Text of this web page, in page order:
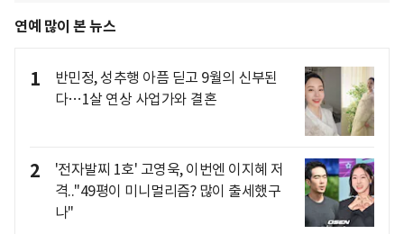
연예 많이 본 뉴스
1
반민정, 성추행 아픔 딛고 9월의 신부된
다…1살 연상 사업가와 결혼
2
'전자발찌 1호' 고영욱, 이번엔 이지혜 저
격.."49평이 미니멀리즘? 많이 출세했구
나"